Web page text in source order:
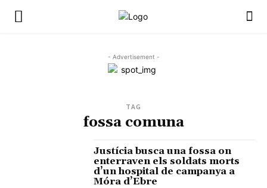
- Advertisement -
TAG
fossa comuna
Justícia busca una fossa on
enterraven els soldats morts
d’un hospital de campanya a
Móra d’Ebre